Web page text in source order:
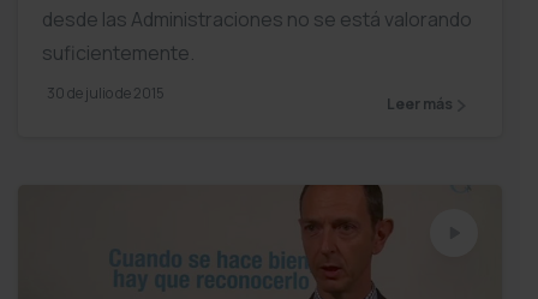
desde las Administraciones no se está valorando
suficientemente.
30 de julio de 2015
Leer más